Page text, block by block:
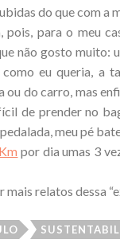
do que com a
para o meu
não gosto muito:
eu queria, a
ou do carro, mas
de prender no
meu pé
por dia umas 3
relatos dessa